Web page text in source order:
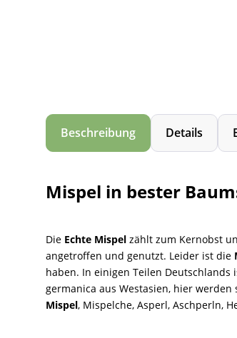
Beschreibung Details
Mispel in bester
Die Echte Mispel zählt zum Kernobst
angetroffen und genutzt. Leider ist die
haben. In einigen Teilen
germanica aus Westasien, hier
Mispel, Mispelche, Asperl, Aschperln,